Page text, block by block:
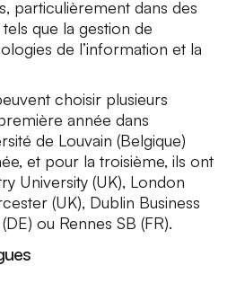
particulièrement dans des
que la gestion de
de l’information et la
choisir plusieurs
année dans
de Louvain (Belgique)
et pour la troisième, ils ont
University (UK), London
(UK), Dublin Business
ou Rennes SB (FR).